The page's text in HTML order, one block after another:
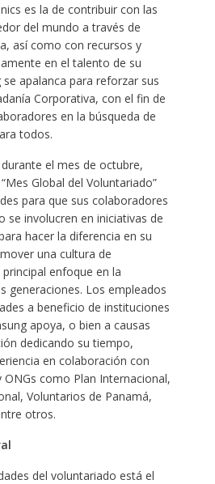
es la de contribuir con las
del mundo a través de
así como con recursos y
en el talento de su
apalanca para reforzar sus
Corporativa, con el fin de
en la búsqueda de
todos.
el mes de octubre,
Global del Voluntariado”
para que sus colaboradores
se involucren en iniciativas de
hacer la diferencia en su
una cultura de
enfoque en la
generaciones. Los empleados
a beneficio de instituciones
apoya, o bien a causas
dedicando su tiempo,
en colaboración con
ONGs como Plan Internacional,
Voluntarios de Panamá,
otros.
del voluntariado está el